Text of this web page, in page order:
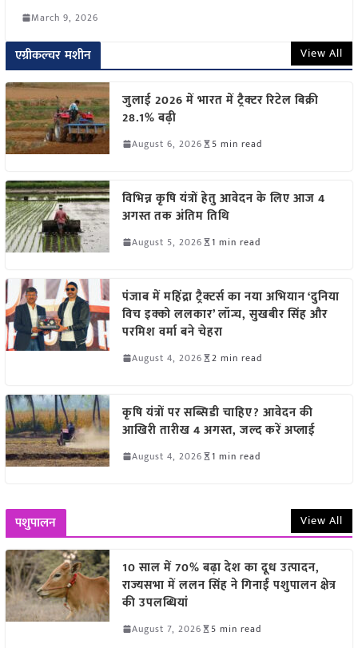
March 9, 2026
एग्रीकल्चर मशीन View All
जुलाई 2026 में भारत में ट्रैक्टर रिटेल बिक्री
28.1% बढ़ी
August 6, 2026 5 min read
विभिन्न कृषि यंत्रों हेतु आवेदन के लिए आज 4
अगस्त तक अंतिम तिथि
August 5, 2026 1 min read
पंजाब में महिंद्रा ट्रैक्टर्स का नया अभियान ‘दुनिया
विच इक्को ललकार’ लॉन्च, सुखबीर सिंह और
परमिश वर्मा बने चेहरा
August 4, 2026 2 min read
कृषि यंत्रों पर सब्सिडी चाहिए? आवेदन की
आखिरी तारीख 4 अगस्त, जल्द करें अप्लाई
August 4, 2026 1 min read
पशुपालन View All
10 साल में 70% बढ़ा देश का दूध उत्पादन,
राज्यसभा में ललन सिंह ने गिनाईं पशुपालन क्षेत्र
की उपलब्धियां
August 7, 2026 5 min read